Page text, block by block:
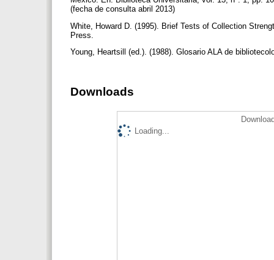
(fecha de consulta abril 2013)
White, Howard D. (1995). Brief Tests of Collection
Press.
Young, Heartsill (ed.). (1988). Glosario ALA de
Downloads
Loading...